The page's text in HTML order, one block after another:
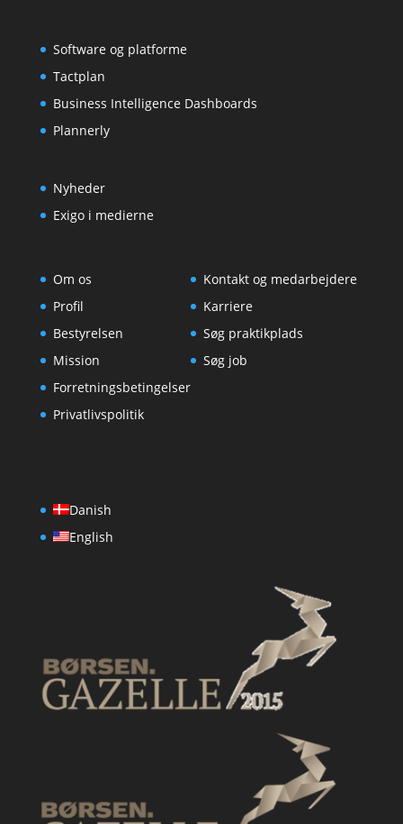
Software og platforme
Tactplan
Business Intelligence Dashboards
Plannerly
Nyheder
Exigo i medierne
Om os
Profil
Bestyrelsen
Mission
Forretningsbetingelser
Privatlivspolitik
Kontakt og medarbejdere
Karriere
Søg praktikplads
Søg job
Danish
English